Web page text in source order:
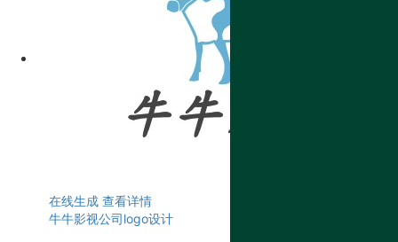
在线生成 查看详情
牛牛影视公司logo设计